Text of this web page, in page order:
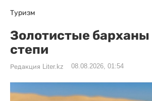
Туризм
Золотистые барханы
степи
Редакция Liter.kz 08.08.2026, 01:54